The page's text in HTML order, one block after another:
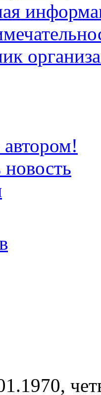
автором!